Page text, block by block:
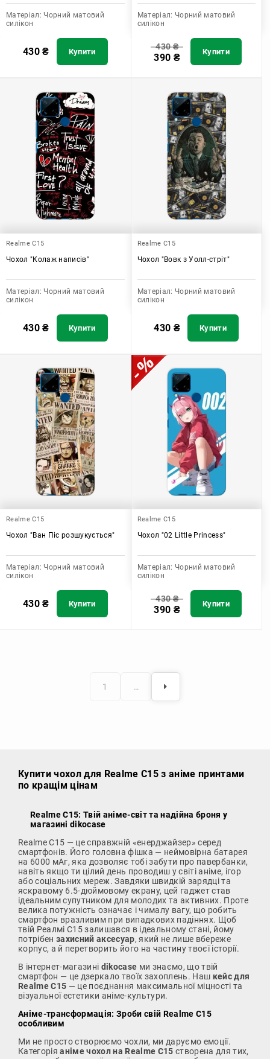
Матеріал: Чорний матовий
силікон
430₴ Купити
Матеріал: Чорний матовий
силікон
430₴
390 ₴ Купити
Realme C15
Чохол "Колаж написів"
Матеріал: Чорний матовий
силікон
430₴ Купити
Realme C15
Чохол "Вовк з Уолл-стріт"
Матеріал: Чорний матовий
силікон
430 ₴ Купити
Realme C15
Чохол "Ван Піс розшукується"
Матеріал: Чорний матовий
силікон
430₴ Купити
Realme C15
Чохол "02 Little Princess"
Матеріал: Чорний матовий
силікон
430₴
390 ₴ Купити
1 …
Купити чохол для Realme C15 з аніме принтами
по кращім цінам
Realme C15: Твій аніме-світ та надійна броня у
магазині dikocase
Realme C15 — це справжній «енерджайзер» серед
смартфонів. Його головна фішка — неймовірна батарея
на 6000 мАг, яка дозволяє тобі забути про павербанки,
навіть якщо ти цілий день проводиш у світі аніме, ігор
або соціальних мереж. Завдяки швидкій зарядці та
яскравому 6.5-дюймовому екрану, цей гаджет став
ідеальним супутником для молодих та активних. Проте
велика потужність означає і чималу вагу, що робить
смартфон вразливим при випадкових падіннях. Щоб
твій Реалмі С15 залишався в ідеальному стані, йому
потрібен захисний аксесуар, який не лише вбереже
корпус, а й перетворить його на частину твоєї історії.
В інтернет-магазині dikocase ми знаємо, що твій
смартфон — це дзеркало твоїх захоплень. Наш кейс для
Realme C15 — це поєднання максимальної міцності та
візуальної естетики аніме-культури.
Аніме-трансформація: Зроби свій Realme C15
особливим
Ми не просто створюємо чохли, ми даруємо емоції.
Категоріяаніме чохол на Realme C15 створена для тих,